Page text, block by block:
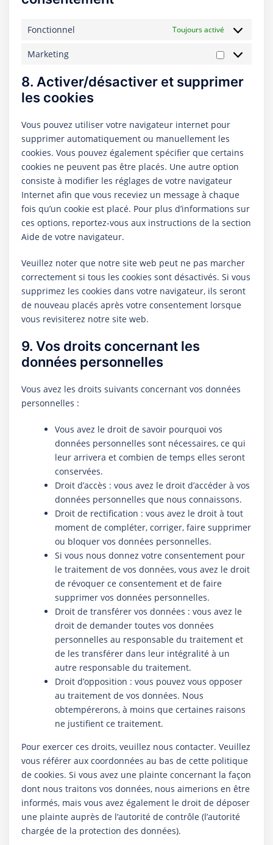
Fonctionnel Toujours activé
Marketing Marketing
8. Activer/désactiver et supprimer
les cookies
Vous pouvez utiliser votre navigateur internet pour
supprimer automatiquement ou manuellement les
cookies. Vous pouvez également spécifier que certains
cookies ne peuvent pas être placés. Une autre option
consiste à modifier les réglages de votre navigateur
Internet afin que vous receviez un message à chaque
fois qu’un cookie est placé. Pour plus d’informations sur
ces options, reportez-vous aux instructions de la section
Aide de votre navigateur.
Veuillez noter que notre site web peut ne pas marcher
correctement si tous les cookies sont désactivés. Si vous
supprimez les cookies dans votre navigateur, ils seront
de nouveau placés après votre consentement lorsque
vous revisiterez notre site web.
9. Vos droits concernant les
données personnelles
Vous avez les droits suivants concernant vos données
personnelles :
Vous avez le droit de savoir pourquoi vos
données personnelles sont nécessaires, ce qui
leur arrivera et combien de temps elles seront
conservées.
Droit d’accès : vous avez le droit d’accéder à vos
données personnelles que nous connaissons.
Droit de rectification : vous avez le droit à tout
moment de compléter, corriger, faire supprimer
ou bloquer vos données personnelles.
Si vous nous donnez votre consentement pour
le traitement de vos données, vous avez le droit
de révoquer ce consentement et de faire
supprimer vos données personnelles.
Droit de transférer vos données : vous avez le
droit de demander toutes vos données
personnelles au responsable du traitement et
de les transférer dans leur intégralité à un
autre responsable du traitement.
Droit d’opposition : vous pouvez vous opposer
au traitement de vos données. Nous
obtempérerons, à moins que certaines raisons
ne justifient ce traitement.
Pour exercer ces droits, veuillez nous contacter. Veuillez
vous référer aux coordonnées au bas de cette politique
de cookies. Si vous avez une plainte concernant la façon
dont nous traitons vos données, nous aimerions en être
informés, mais vous avez également le droit de déposer
une plainte auprès de l’autorité de contrôle (l’autorité
chargée de la protection des données).